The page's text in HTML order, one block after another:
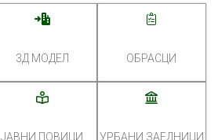
3Д МОДЕЛ ОБРАСЦИ
ЈАВНИ ПОВИЦИ УРБАНИ ЗАЕДНИЦИ